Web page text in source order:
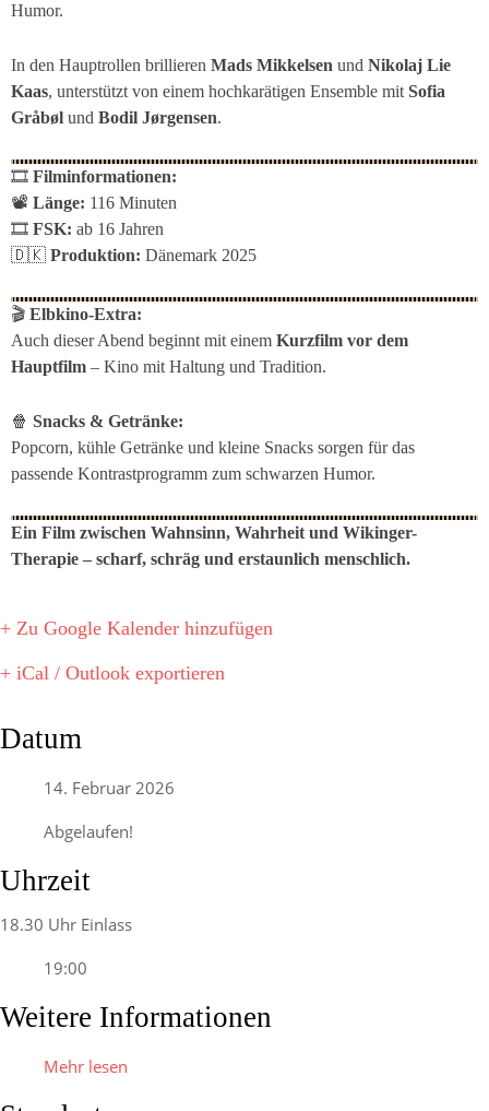
Humor.
In den Hauptrollen brillieren Mads Mikkelsen und Nikolaj Lie
Kaas, unterstützt von einem hochkarätigen Ensemble mit Sofia
Gråbøl und Bodil Jørgensen.
🎞 Filminformationen:
📽 Länge: 116 Minuten
🎞 FSK: ab 16 Jahren
🇩🇰 Produktion: Dänemark 2025
🎬 Elbkino-Extra:
Auch dieser Abend beginnt mit einem Kurzfilm vor dem
Hauptfilm – Kino mit Haltung und Tradition.
🍿 Snacks & Getränke:
Popcorn, kühle Getränke und kleine Snacks sorgen für das
passende Kontrastprogramm zum schwarzen Humor.
Ein Film zwischen Wahnsinn, Wahrheit und Wikinger-
Therapie – scharf, schräg und erstaunlich menschlich.
+ Zu Google Kalender hinzufügen
+ iCal / Outlook exportieren
Datum
14. Februar 2026
Abgelaufen!
Uhrzeit
18.30 Uhr Einlass
19:00
Weitere Informationen
Mehr lesen